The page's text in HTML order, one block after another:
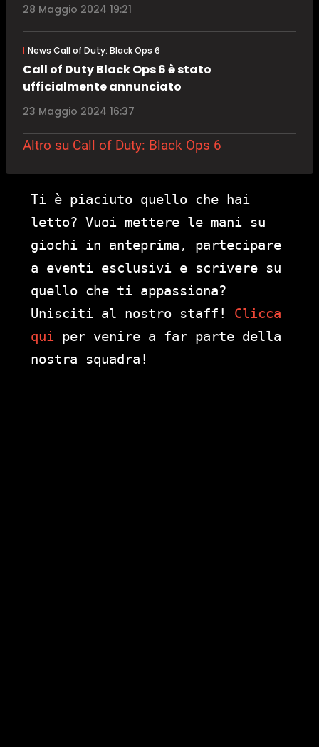
28 Maggio 2024 19:21
News Call of Duty: Black Ops 6
Call of Duty Black Ops 6 è stato
ufficialmente annunciato
23 Maggio 2024 16:37
Altro su Call of Duty: Black Ops 6
Ti è piaciuto quello che hai
letto? Vuoi mettere le mani su
giochi in anteprima, partecipare
a eventi esclusivi e scrivere su
quello che ti appassiona?
Unisciti al nostro staff! Clicca
qui per venire a far parte della
nostra squadra!